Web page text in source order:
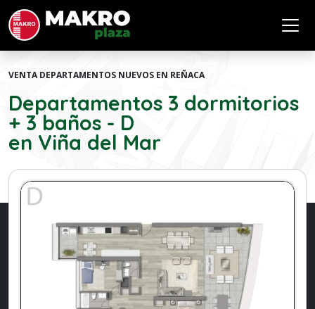
VENTA DEPARTAMENTOS NUEVOS EN REÑACA
Departamentos 3 dormitorios
+ 3 baños - D
en Viña del Mar